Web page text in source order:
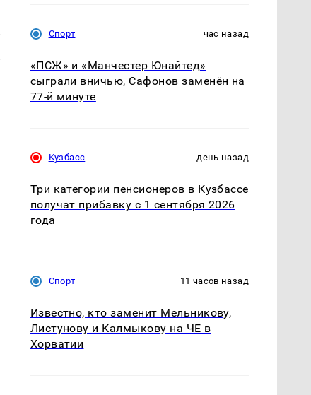
Спорт час назад
«ПСЖ» и «Манчестер Юнайтед»
сыграли вничью, Сафонов заменён на
77-й минуте
Кузбасс день назад
Три категории пенсионеров в Кузбассе
получат прибавку с 1 сентября 2026
года
Спорт 11 часов назад
Известно, кто заменит Мельникову,
Листунову и Калмыкову на ЧЕ в
Хорватии